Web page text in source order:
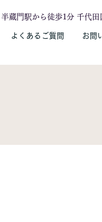
半蔵門駅から徒歩1分 千代
よくあるご質問 お問